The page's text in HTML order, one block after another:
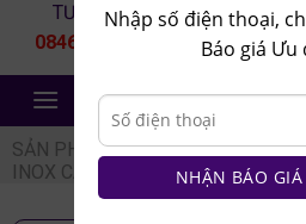
TƯ VẤN 1
0846.80.9999
TƯ VẤN
NỘI THẤT TRẺ 24H
SẢN PHẨM / NỘI THẤT NHÀ BẾP
INOX CÁNH KÍNH
Nhập số điện thoại,
Báo giá Ưu
NHẬN BÁO